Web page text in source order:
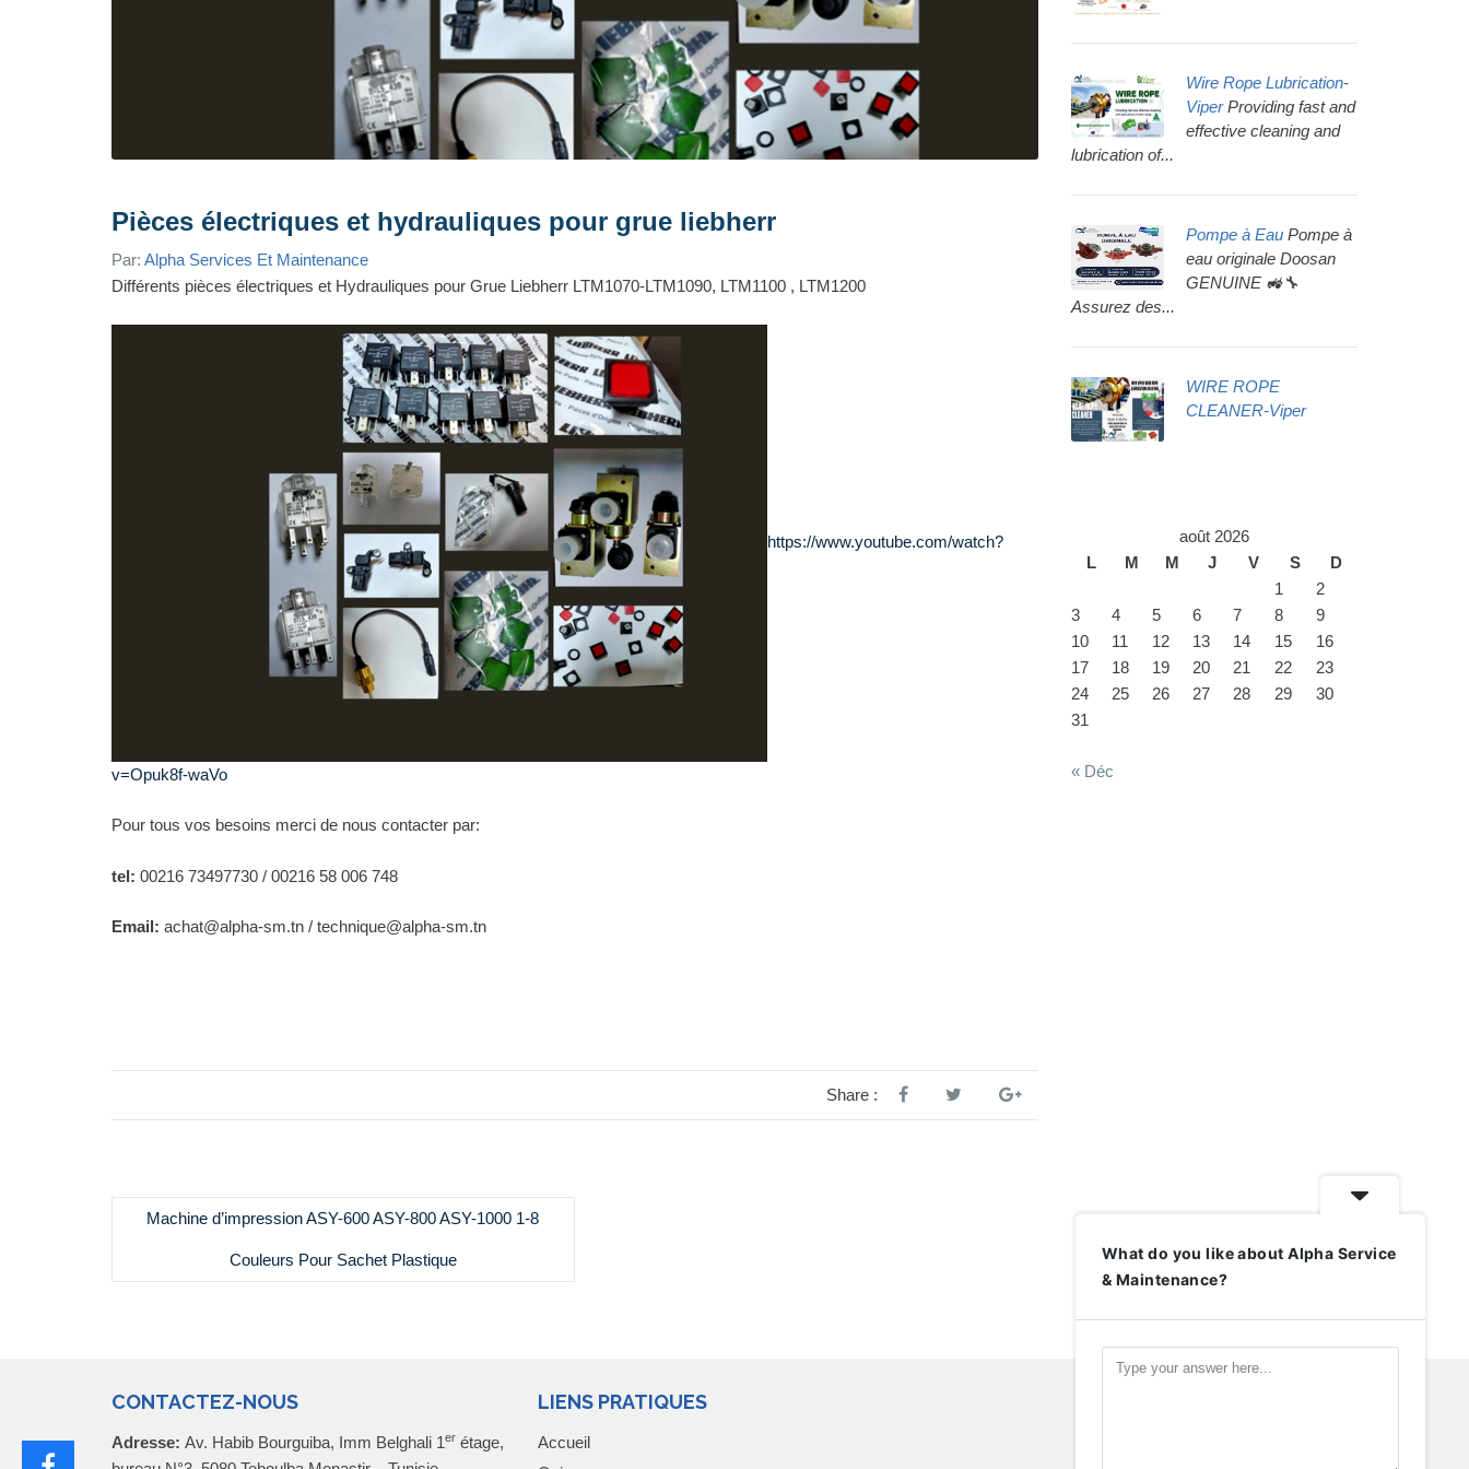
Pièces électriques et hydrauliques pour grue liebherr
Par: Alpha Services Et Maintenance
Différents pièces électriques et Hydrauliques pour Grue Liebherr LTM1070-LTM1090, LTM1100 , LTM1200
https://www.youtube.com/watch?
v=Opuk8f-waVo
Pour tous vos besoins merci de nous contacter par:
tel: 00216 73497730 / 00216 58 006 748
Email: achat@alpha-sm.tn / technique@alpha-sm.tn
Share :
Machine d’impression ASY-600 ASY-800 ASY-1000 1-8
Couleurs Pour Sachet Plastique
Wire Rope Lubrication-
Viper Providing fast and
effective cleaning and
lubrication of...
Pompe à Eau Pompe à
eau originale Doosan
GENUINE 🚜🔧
Assurez des...
WIRE ROPE
CLEANER-Viper
août 2026
L
M M J V S
D
1
2
3
4 5 6 7 8
9
10
11 12 13 14 15
16
17
18 19 20 21 22
23
24
25 26 27 28 29
30
31
« Déc
CONTACTEZ-NOUS
Adresse: Av. Habib Bourguiba, Imm Belghali 1er étage,
LIENS PRATIQUES
Accueil
What do you like about Alpha Service
& Maintenance?